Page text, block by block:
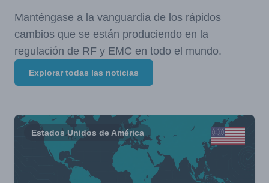
Manténgase a la vanguardia de los rápidos
cambios que se están produciendo en la
regulación de RF y EMC en todo el mundo.
Explorar todas las noticias
Estados Unidos de América